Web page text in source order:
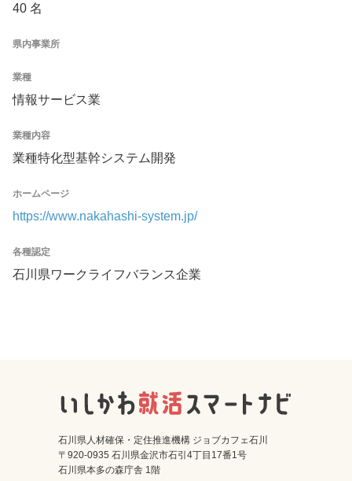
40 名
県内事業所
業種
情報サービス業
業種内容
業種特化型基幹システム開発
ホームページ
https://www.nakahashi-system.jp/
各種認定
石川県ワークライフバランス企業
石川県人材確保・定住推進機構 ジョブカフェ石川
〒920-0935 石川県金沢市石引4丁目17番1号
石川県本多の森庁舎 1階